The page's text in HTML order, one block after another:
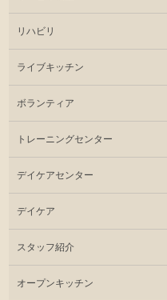
リハビリ
ライブキッチン
ボランティア
トレーニングセンター
デイケアセンター
デイケア
スタッフ紹介
オープンキッチン